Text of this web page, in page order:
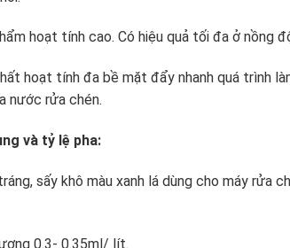
hoạt tính cao. Có hiệu quả tối đa ở nồng
hoạt tính đa bề mặt đẩy nhanh quá trình
nước rửa chén.
và tỷ lệ pha:
sấy khô màu xanh lá dùng cho máy rửa
0.3- 0.35ml/ lít.